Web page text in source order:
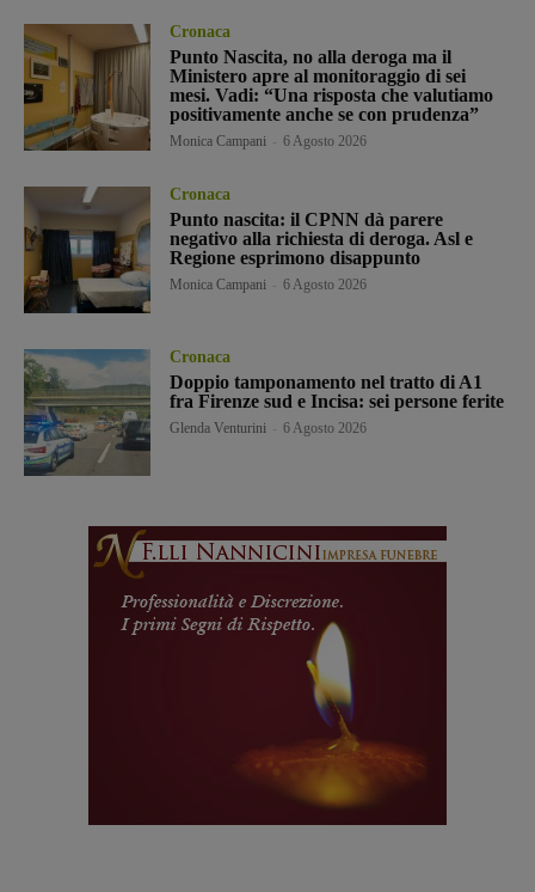
Cronaca
Punto Nascita, no alla deroga ma il
Ministero apre al monitoraggio di sei
mesi. Vadi: “Una risposta che valutiamo
positivamente anche se con prudenza”
Monica Campani 6 Agosto 2026
Cronaca
Punto nascita: il CPNN dà parere
negativo alla richiesta di deroga. Asl e
Regione esprimono disappunto
Monica Campani 6 Agosto 2026
Cronaca
Doppio tamponamento nel tratto di A1
fra Firenze sud e Incisa: sei persone ferite
Glenda Venturini 6 Agosto 2026